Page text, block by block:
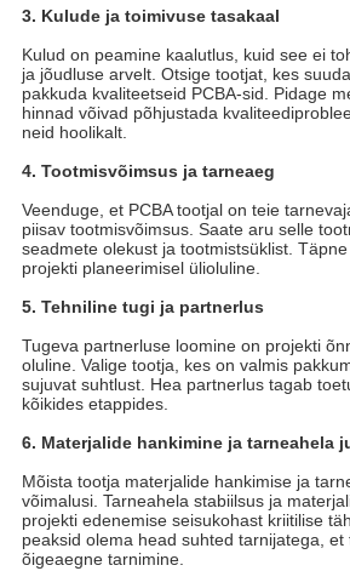
3. Kulude ja toimivuse tasakaal
Kulud on peamine kaalutlus, kuid see ei
ja jõudluse arvelt. Otsige tootjat, kes
pakkuda kvaliteetseid PCBA-sid. Pidage
hinnad võivad põhjustada
neid hoolikalt.
4. Tootmisvõimsus ja tarneaeg
Veenduge, et PCBA tootjal on teie
piisav tootmisvõimsus. Saate aru selle
seadmete olekust ja tootmistsüklist.
projekti planeerimisel ülioluline.
5. Tehniline tugi ja partnerlus
Tugeva partnerluse loomine on projekti
oluline. Valige tootja, kes on valmis
sujuvat suhtlust. Hea partnerlus tagab
kõikides etappides.
6. Materjalide hankimine ja tarneahela
Mõista tootja materjalide hankimise ja
võimalusi. Tarneahela stabiilsus ja
projekti edenemise seisukohast kriitilise
peaksid olema head suhted tarnijatega,
õigeaegne tarnimine.